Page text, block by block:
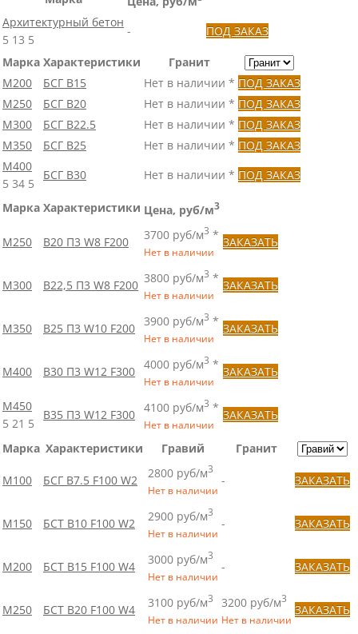
Архитектурный бетон
5 13 5
- ПОД ЗАКАЗ
Марка Характеристики
Гранит
M200
БСГ B15 Нет в наличии * ПОД ЗАКАЗ
М250
БСГ В20 Нет в наличии * ПОД ЗАКАЗ
М300
БСГ В22.5 Нет в наличии * ПОД ЗАКАЗ
М350
БСГ В25 Нет в наличии * ПОД ЗАКАЗ
М400
5 34 5
БСГ В30 Нет в наличии * ПОД ЗАКАЗ
Марка Характеристики Цена, руб/м3
М250 B20 П3 W8 F200 3700 руб/м3 *
Нет в наличии
ЗАКАЗАТЬ
М300 B22,5 П3 W8 F200 3800 руб/м3 *
Нет в наличии
ЗАКАЗАТЬ
М350 B25 П3 W10 F200 3900 руб/м3 *
Нет в наличии
ЗАКАЗАТЬ
М400 B30 П3 W12 F300 4000 руб/м3 *
Нет в наличии
ЗАКАЗАТЬ
М450
5 21 5
B35 П3 W12 F300 4100 руб/м3 *
Нет в наличии
ЗАКАЗАТЬ
Марка Характеристики Гравий Гранит
М100 БСГ B7.5 F100 W2 2800 руб/м3
Нет в наличии
- ЗАКАЗАТЬ
М150 БСТ В10 F100 W2 2900 руб/м3
Нет в наличии
- ЗАКАЗАТЬ
М200 БСТ B15 F100 W4 3000 руб/м3
Нет в наличии
- ЗАКАЗАТЬ
М250 БСТ B20 F100 W4 3100 руб/м3
Нет в наличии
3200 руб/м3
Нет в наличии
ЗАКАЗАТЬ